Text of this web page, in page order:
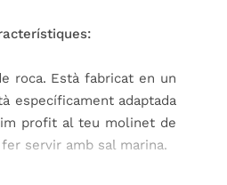
roca. Està fabricat en un
específicament adaptada
profit al teu molinet de
servir amb sal marina.